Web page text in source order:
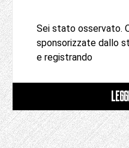
Sei stato osservato.
sponsorizzate dallo
e registrando